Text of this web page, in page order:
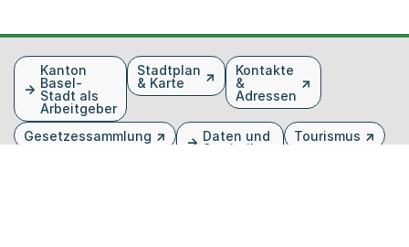
FusszeileKanton
Basel-
Stadt als
Arbeitgeber
Stadtplan
& Karte
Kontakte
&
Adressen
Gesetzessammlung
Daten und
Statistiken
Tourismus